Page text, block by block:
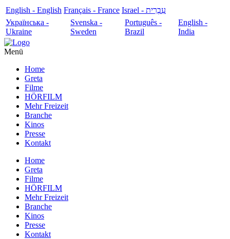
English - English Français - France
עִבְרִית - Israel
Українська -
Ukraine
Svenska -
Sweden
Português -
Brazil
English -
India
Menü
Home
Greta
Filme
HÖRFILM
Mehr Freizeit
Branche
Kinos
Presse
Kontakt
Home
Greta
Filme
HÖRFILM
Mehr Freizeit
Branche
Kinos
Presse
Kontakt